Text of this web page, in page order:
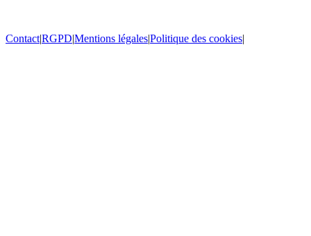
Contact|RGPD|Mentions légales|Politique des cookies|